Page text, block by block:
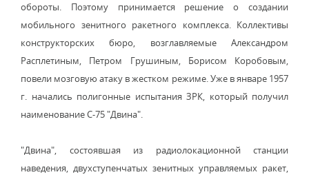
обороты. Поэтому принимается решение о создании
мобильного зенитного ракетного комплекса. Коллективы
конструкторских бюро, возглавляемые Александром
Расплетиным, Петром Грушиным, Борисом Коробовым,
повели мозговую атаку в жестком режиме. Уже в январе 1957
г. начались полигонные испытания ЗРК, который получил
наименование С-75 "Двина".
"Двина", состоявшая из радиолокационной станции
наведения, двухступенчатых зенитных управляемых ракет,